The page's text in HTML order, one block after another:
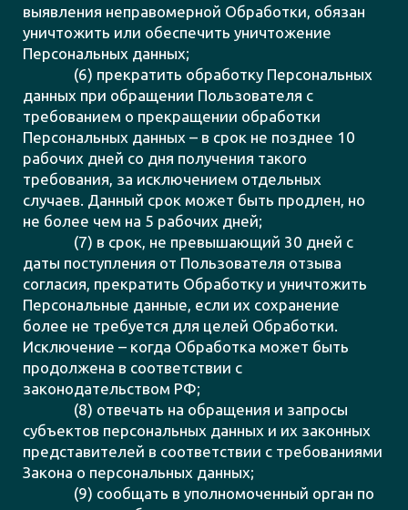
выявления неправомерной Обработки, обязан
уничтожить или обеспечить уничтожение
Персональных данных;
(6) прекратить обработку Персональных
данных при обращении Пользователя с
требованием о прекращении обработки
Персональных данных – в срок не позднее 10
рабочих дней со дня получения такого
требования, за исключением отдельных
случаев. Данный срок может быть продлен, но
не более чем на 5 рабочих дней;
(7) в срок, не превышающий 30 дней с
даты поступления от Пользователя отзыва
согласия, прекратить Обработку и уничтожить
Персональные данные, если их сохранение
более не требуется для целей Обработки.
Исключение – когда Обработка может быть
продолжена в соответствии с
законодательством РФ;
(8) отвечать на обращения и запросы
субъектов персональных данных и их законных
представителей в соответствии с требованиями
Закона о персональных данных;
(9) сообщать в уполномоченный орган по